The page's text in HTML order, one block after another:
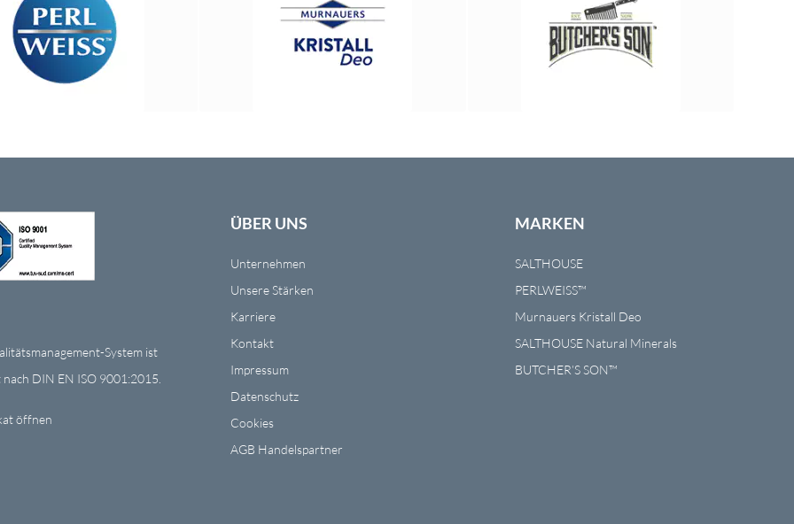
System ist
DIN EN ISO 9001:2015.
öffnen
ÜBER UNS
Unternehmen
Unsere Stärken
Karriere
Kontakt
Impressum
Datenschutz
Cookies
AGB Handelspartner
MARKEN
SALTHOUSE
PERLWEISS™
Murnauers Kristall Deo
SALTHOUSE Natural Minerals
BUTCHER’S SON™